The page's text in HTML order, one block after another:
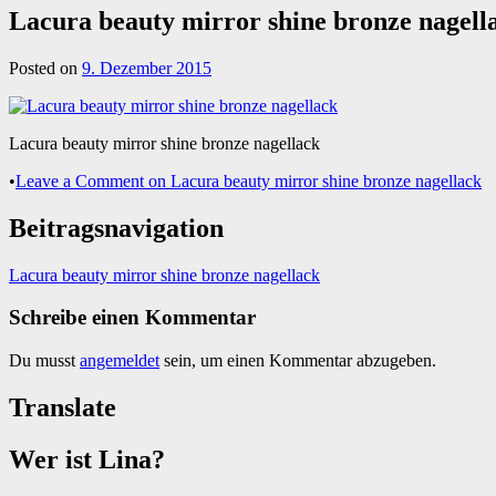
Lacura beauty mirror shine bronze
Posted on 9. Dezember 2015
Lacura beauty mirror shine bronze nagellack
•Leave a Comment on Lacura beauty mirror shine bronze nagellack
Beitragsnavigation
Lacura beauty mirror shine bronze nagellack
Schreibe einen Kommentar
Du musst angemeldet sein, um einen Kommentar abzugeben.
Translate
Wer ist Lina?